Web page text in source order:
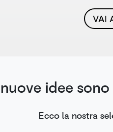
VAI
idee
Ecco la nostra